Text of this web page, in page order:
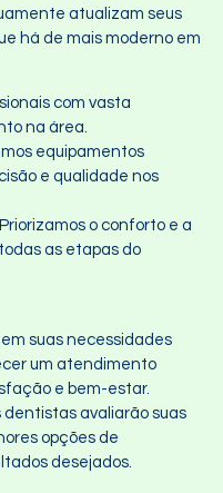
atualizam seus
há de mais moderno em
com vasta
na área.
equipamentos
e qualidade nos
o conforto e a
as etapas do
suas necessidades
um atendimento
e bem-estar.
dentistas avaliarão suas
opções de
desejados.